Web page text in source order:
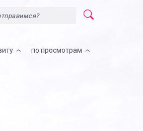
по просмотрам